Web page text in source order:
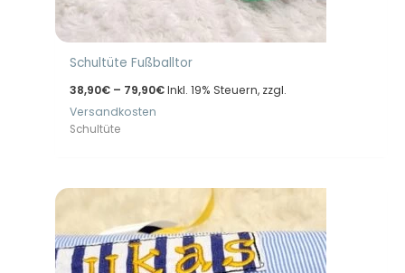
Schultüte Fußballtor
38,90€ – 79,90€Preisspanne:
Inkl. 19% Steuern, zzgl.
Versandkosten
Schultüte